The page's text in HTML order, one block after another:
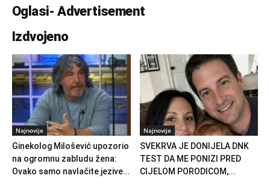
Oglasi- Advertisement
Izdvojeno
Najnovije
Ginekolog Milošević upozorio
na ogromnu zabludu žena:
Ovako samo navlačite jezive...
Najnovije
SVEKRVA JE DONIJELA DNK
TEST DA ME PONIZI PRED
CIJELOM PORODICOM,...